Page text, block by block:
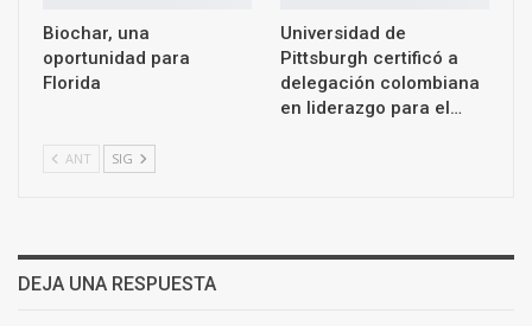
Biochar, una
oportunidad para
Florida
Universidad de
Pittsburgh certificó a
delegación colombiana
en liderazgo para el…
ANT SIG
DEJA UNA RESPUESTA